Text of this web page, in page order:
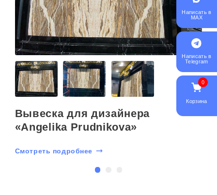
Вывеска для дизайнера
«Angelika Prudnikova»
Смотреть подробнее
Написать в
MAX
Написать в
Telegram
0
Корзина